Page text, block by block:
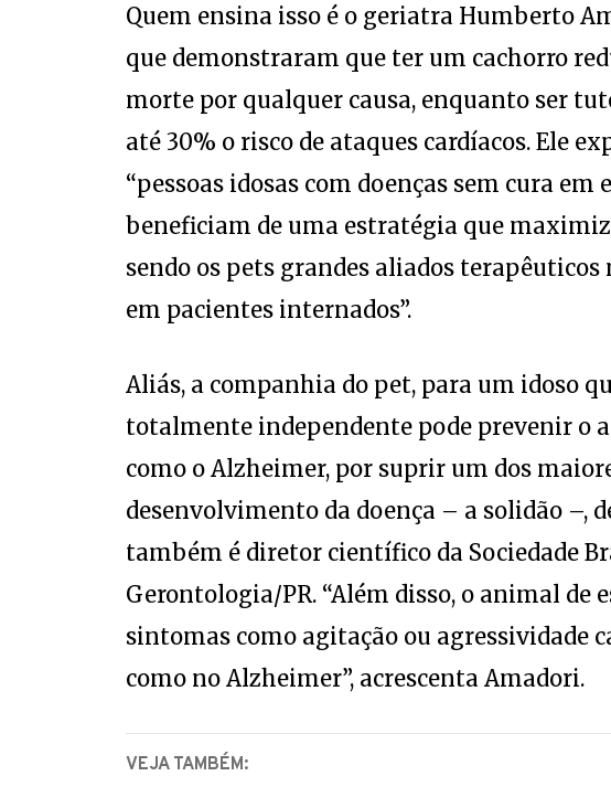
Quem ensina isso é o geriatra Humberto
que demonstraram que ter um cachorro
morte por qualquer causa, enquanto ser
até 30% o risco de ataques cardíacos. Ele
“pessoas idosas com doenças sem cura em
beneficiam de uma estratégia que
sendo os pets grandes aliados terapêuticos
em pacientes internados”.
Aliás, a companhia do pet, para um idoso
totalmente independente pode prevenir o
como o Alzheimer, por suprir um dos
desenvolvimento da doença – a solidão –,
também é diretor científico da Sociedade
Gerontologia/PR. “Além disso, o animal de
sintomas como agitação ou agressividade
como no Alzheimer”, acrescenta Amadori.
VEJA TAMBÉM: